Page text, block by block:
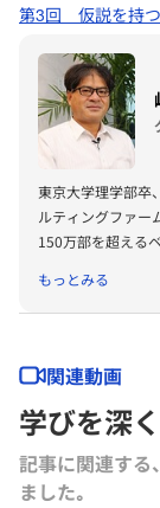
第3回 仮説を持つ
東京大学理学部卒
ルティングファー
150万部を超える
ング』『グロービ
『グロービス
（東洋経済新報社
アカウンティング
究所）、『ロジカ
（以上グロービ
ト・ブック』『グ
分析と意思決定』
もっとみる
関連動画
学びを深
記事に関連する
ました｡